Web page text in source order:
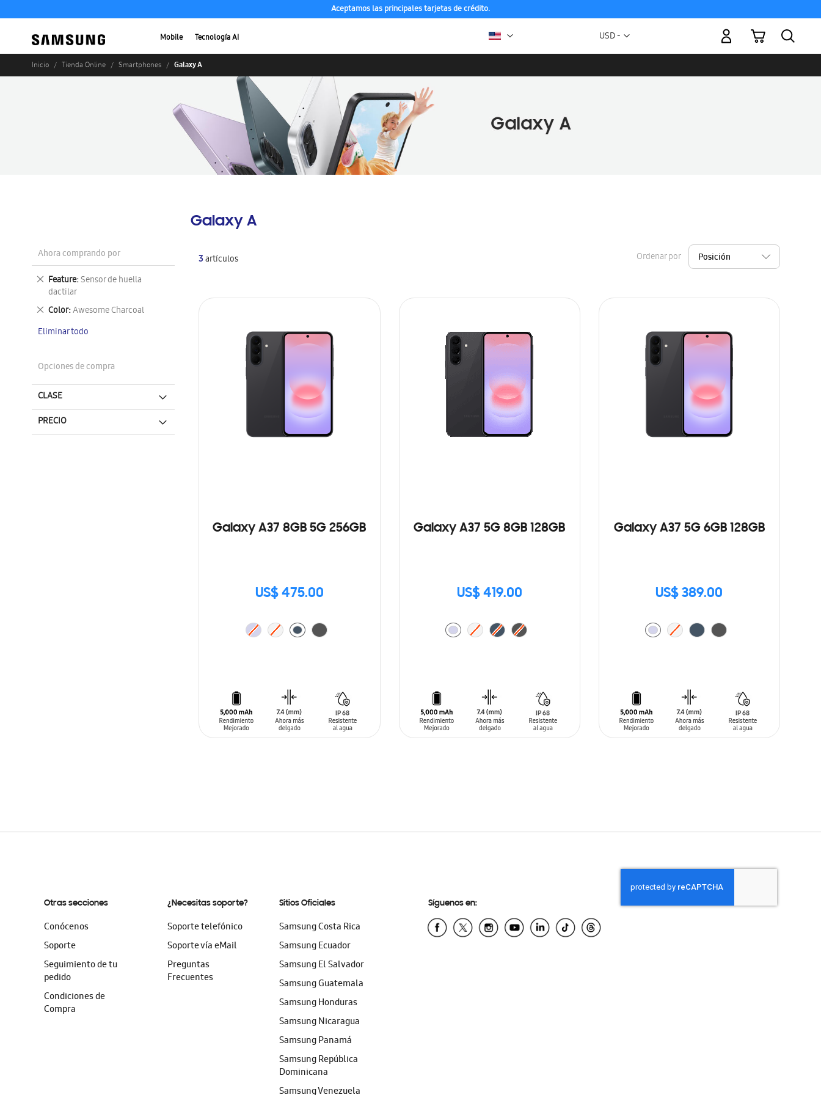
Aceptamos las principales tarjetas de crédito.
Mobile Tecnología AI Moneda
USD -
Mi carrito
Inicio Tienda Online Smartphones Galaxy A
Galaxy A
3artículos Ordenar por
Galaxy A37 8GB 5G 256GB
US$ 475.00
Galaxy A37 5G 8GB 128GB
US$ 419.00
Galaxy A37 5G 6GB 128GB
US$ 389.00
Ahora comprando por
Feature Sensor de huella
dactilar
Eliminar
este
artículo
Color Awesome Charcoal
Eliminar
artículo
Eliminar todo
Opciones de compra
CLASE
PRECIO
Otras secciones
Conócenos
Soporte
Seguimiento de tu
pedido
Condiciones de
Compra
¿Necesitas soporte?
Soporte telefónico
Soporte vía eMail
Preguntas
Frecuentes
Sitios Oficiales
Samsung Costa Rica
Samsung Ecuador
Samsung El Salvador
Samsung Guatemala
Samsung Honduras
Samsung Nicaragua
Samsung Panamá
Samsung República
Dominicana
Samsung Venezuela
Síguenos en: